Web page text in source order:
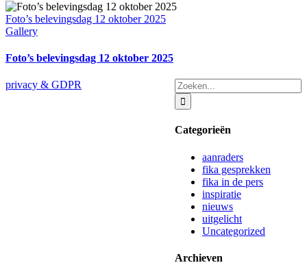
Foto’s belevingsdag 12 oktober 2025
Gallery
Foto’s belevingsdag 12 oktober 2025
Zoeken
naar:
Categorieën
aanraders
fika gesprekken
fika in de pers
inspiratie
nieuws
uitgelicht
Uncategorized
Archieven
privacy & GDPR